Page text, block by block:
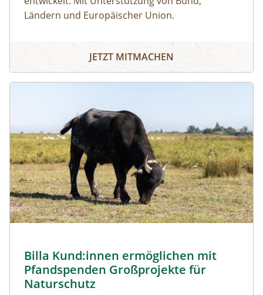
Ländern und Europäischer Union.
JETZT MITMACHEN
Billa Kund:innen ermöglichen mit
Pfandspenden Großprojekte für
Naturschutz